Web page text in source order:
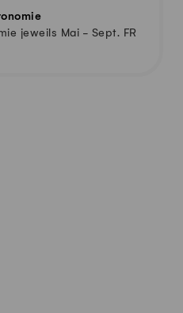
jeweils Mai - Sept. FR